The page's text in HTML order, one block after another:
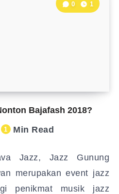
Bajafash 2018?
0 1
1 Min Read
Jazz, Jazz Gunung
merupakan event jazz
penikmat musik jazz